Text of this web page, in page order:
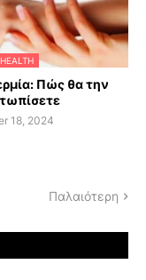
Πώς θα την
18, 2024
Παλαιότερη